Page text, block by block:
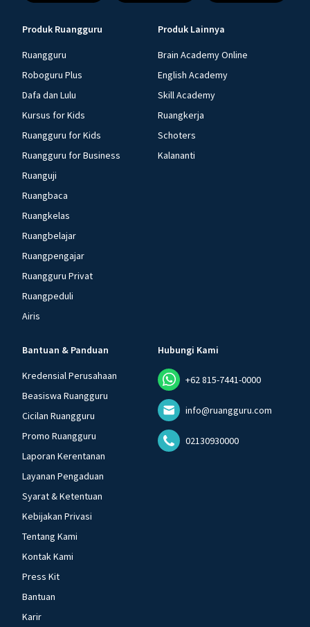
Produk Ruangguru
Ruangguru
Roboguru Plus
Dafa dan Lulu
Kursus for Kids
Ruangguru for Kids
Ruangguru for Business
Ruanguji
Ruangbaca
Ruangkelas
Ruangbelajar
Ruangpengajar
Ruangguru Privat
Ruangpeduli
Airis
Produk Lainnya
Brain Academy Online
English Academy
Skill Academy
Ruangkerja
Schoters
Kalananti
Bantuan & Panduan
Kredensial Perusahaan
Beasiswa Ruangguru
Cicilan Ruangguru
Promo Ruangguru
Laporan Kerentanan
Layanan Pengaduan
Syarat & Ketentuan
Kebijakan Privasi
Tentang Kami
Kontak Kami
Press Kit
Bantuan
Karir
Hubungi Kami
+62 815-7441-0000
info@ruangguru.com
02130930000